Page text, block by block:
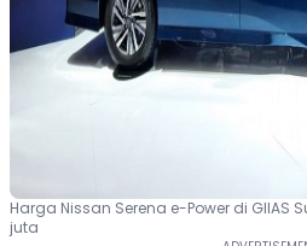
Harga Nissan Serena e-Power di GIIAS
juta